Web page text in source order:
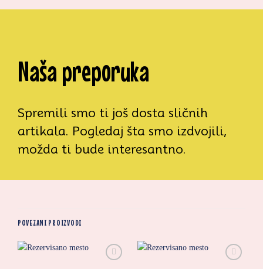
Naša preporuka
Spremili smo ti još dosta sličnih
artikala. Pogledaj šta smo izdvojili,
možda ti bude interesantno.
POVEZANI PROIZVODI